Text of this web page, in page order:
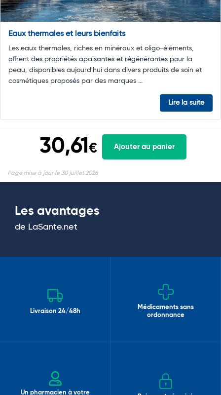
Eaux thermales et leurs bienfaits
Les eaux thermales, riches en minéraux et oligo-éléments,
offrent des propriétés apaisantes et régénérantes pour la
peau, disponibles aujourd'hui dans divers produits de soin et
cosmétiques proposés par des marques ...
Lire la suite
30,61€ Ajouter au panier
Page mise à jour le 30 juillet 2026
Les avantages
de LaSante.net
Livraison 24/48h
Médicaments sans
ordonnance
Un pharmacien à votre